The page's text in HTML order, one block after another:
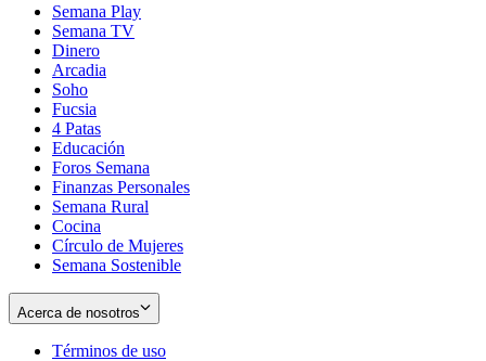
Semana Play
Semana TV
Dinero
Arcadia
Soho
in
new
window
Fucsia
in
new
window
4 Patas
Educación
Foros Semana
Finanzas Personales
Semana Rural
Cocina
Círculo de Mujeres
Semana Sostenible
Acerca de nosotros
Términos de uso